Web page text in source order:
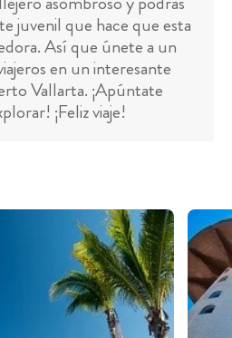
juvenil que hace que esta
Así que únete a un
en un interesante
Vallarta. ¡Apúntate
¡Feliz viaje!